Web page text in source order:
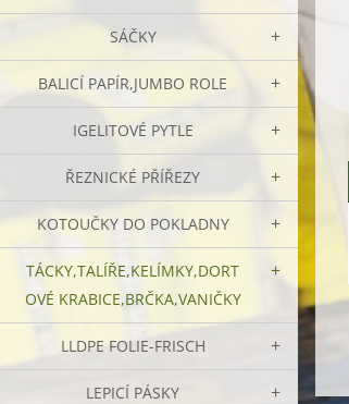
SÁČKY
BALICÍ PAPÍR,JUMBO ROLE
IGELITOVÉ PYTLE
ŘEZNICKÉ PŘÍŘEZY
KOTOUČKY DO POKLADNY
TÁCKY,TALÍŘE,KELÍMKY,DORT
OVÉ KRABICE,BRČKA,VANIČKY
LLDPE FOLIE-FRISCH
LEPICÍ PÁSKY